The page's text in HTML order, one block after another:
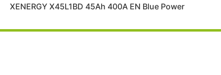
XENERGY X45L1BD 45Ah 400A EN Blue Power